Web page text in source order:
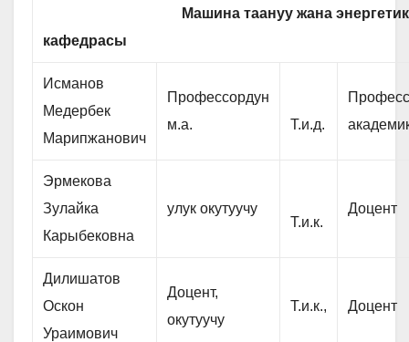
Машина таануу жана
кафедрасы
Исманов
Медербек
Марипжанович
Профессордун
м.а.
Т.и.д.
Эрмекова
Зулайка
Карыбековна
улук окутуучу
Т.и.к.
Доцент
Дилишатов
Оскон
Ураимович
Доцент,
окутуучу
Т.и.к., Доцент